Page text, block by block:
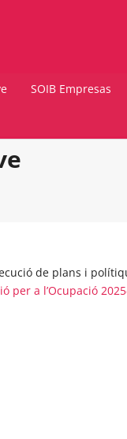
SOIB Empresas
de plans i
per a l’Ocupació